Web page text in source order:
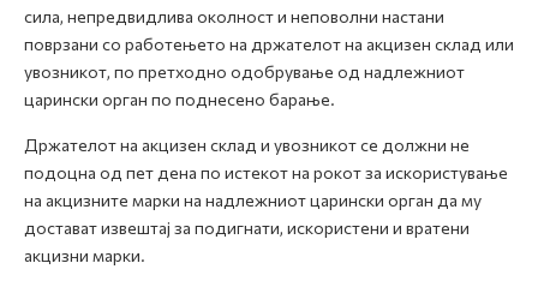
сила, непредвидлива околност и неповолни настани
поврзани со работењето на држателот на акцизен склад или
увозникот, по претходно одобрување од надлежниот
царински орган по поднесено барање.
Држателот на акцизен склад и увозникот се должни не
подоцна од пет дена по истекот на рокот за искористување
на акцизните марки на надлежниот царински орган да му
достават извештај за подигнати, искористени и вратени
акцизни марки.